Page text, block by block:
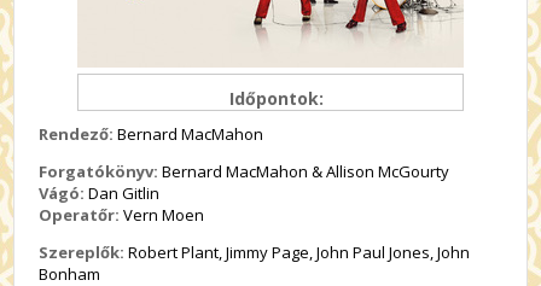
Időpontok:
Rendező: Bernard MacMahon
Forgatókönyv: Bernard MacMahon & Allison McGourty
Vágó: Dan Gitlin
Operatőr:Vern Moen
Szereplők: Robert Plant, Jimmy Page, John Paul Jones, John
Bonham